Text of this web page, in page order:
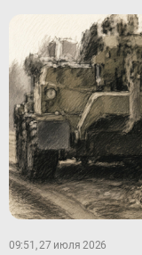
09:51, 27 июля 2026